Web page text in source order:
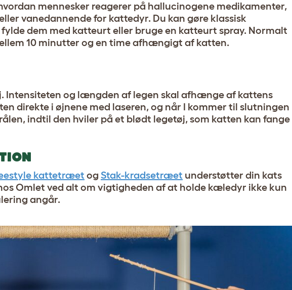
mennesker reagerer på hallucinogene medikamenter,
vanedannende for kattedyr. Du kan gøre klassisk
dem med katteurt eller bruge en katteurt spray. Normalt
10 minutter og en time afhængigt af katten.
Intensiteten og længden af legen skal afhænge af kattens
direkte i øjnene med laseren, og når I kommer til slutningen
indtil den hviler på et blødt legetøj, som katten kan fange
kattetræet og Stak-kradsetræet understøtter din kats
Omlet ved alt om vigtigheden af ​​at holde kæledyr ikke kun
angår.